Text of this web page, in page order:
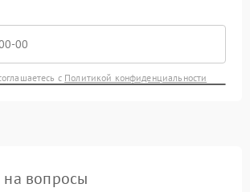
с Политикой конфиденциальности
на вопросы